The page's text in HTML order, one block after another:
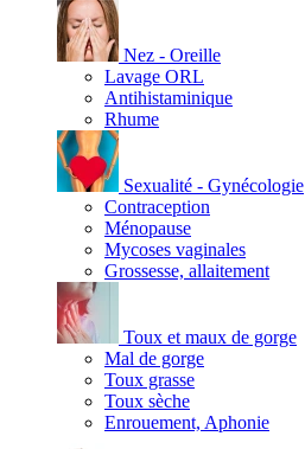
Nez - Oreille
Lavage ORL
Antihistaminique
Rhume
Sexualité - Gynécologie
Contraception
Ménopause
Mycoses vaginales
Grossesse, allaitement
Toux et maux de gorge
Mal de gorge
Toux grasse
Toux sèche
Enrouement, Aphonie